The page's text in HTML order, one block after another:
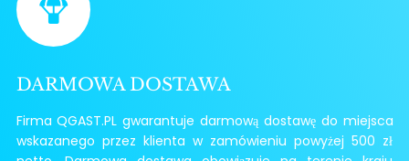
DARMOWA DOSTAWA
Firma QGAST.PL gwarantuje darmową dostawę do miejsca
wskazanego przez klienta w zamówieniu powyżej 500 zł